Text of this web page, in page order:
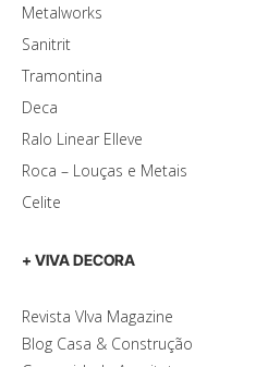
Metalworks
Sanitrit
Tramontina
Deca
Ralo Linear Elleve
Roca – Louças e Metais
Celite
+ VIVA DECORA
Revista VIva Magazine
Blog Casa & Construção